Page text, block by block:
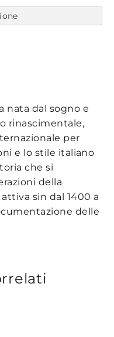
nata dal sogno e
rinascimentale,
per
e lo stile italiano
che si
della
sin dal 1400 a
delle